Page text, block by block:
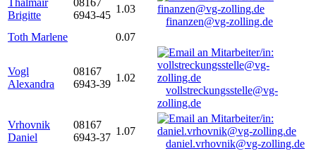
Thalmair
Brigitte
08167
6943-45
1.03
finanzen@vg-zolling.de
Toth Marlene
0.07
Vogl
Alexandra
08167
6943-39
1.02
vollstreckungsstelle@vg-
zolling.de
Vrhovnik
Daniel
08167
6943-37
1.07
daniel.vrhovnik@vg-zolling.de